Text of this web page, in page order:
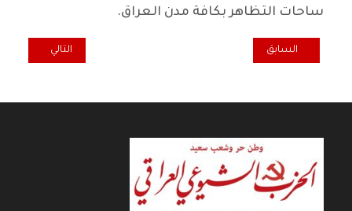
ساحات التظاهر بكافة مدن العراق.
المقال السابق: الوطن ينتخيك أيها الناخب العراقي لتصحيح اوضاعك
السابق المقال التالي:
التالي